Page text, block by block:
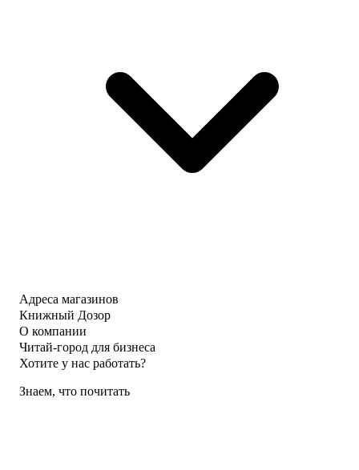
Адреса магазинов
Книжный Дозор
О компании
Читай-город для бизнеса
Хотите у нас работать?
Знаем, что почитать